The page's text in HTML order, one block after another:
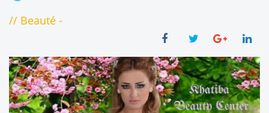
// Beauté -